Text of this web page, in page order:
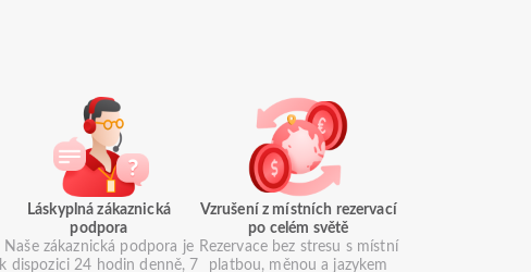
Láskyplná zákaznická
podpora
Naše zákaznická podpora je
k dispozici 24 hodin denně, 7
Vzrušení z místních rezervací
po celém světě
Rezervace bez stresu s místní
platbou, měnou a jazykem